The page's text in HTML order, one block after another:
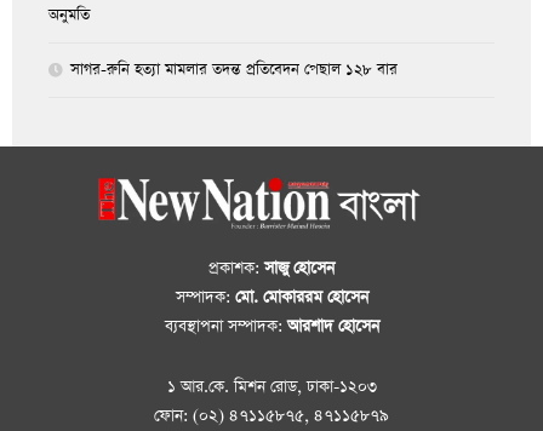
অনুমতি
সাগর-রুনি হত্যা মামলার তদন্ত প্রতিবেদন পেছাল ১২৮ বার
প্রকাশক:সাজু হোসেন
সম্পাদক: মো. মোকাররম হোসেন
ব্যবস্থাপনা সম্পাদক:আরশাদ হোসেন
১ আর.কে. মিশন রোড, ঢাকা-১২০৩
ফোন: (০২) ৪৭১১৫৮৭৫, ৪৭১১৫৮৭৯